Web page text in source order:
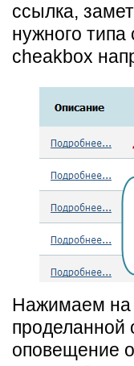
ссылка,
нужного
cheakbox
Нажимаем на
проделанной
оповещение